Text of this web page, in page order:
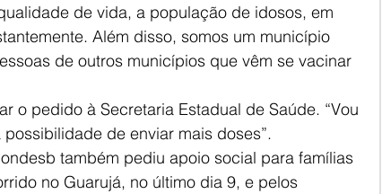
de vida, a população de idosos, em
Além disso, somos um município
de outros municípios que vêm se vacinar
o pedido à Secretaria Estadual de Saúde. “Vou
de enviar mais doses”.
também pediu apoio social para famílias
no Guarujá, no último dia 9, e pelos